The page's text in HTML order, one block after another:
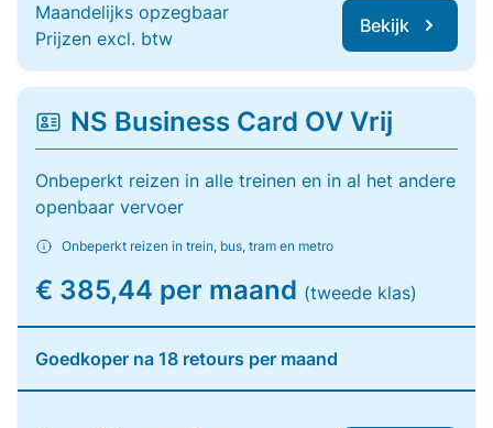
Maandelijks opzegbaar
Prijzen excl. btw
Bekijk
NS Business Card OV Vrij
Onbeperkt reizen in alle treinen en in al het andere
openbaar vervoer
Onbeperkt reizen in trein, bus, tram en metro
€ 385,44 per maand (tweede klas)
Goedkoper na 18 retours per maand